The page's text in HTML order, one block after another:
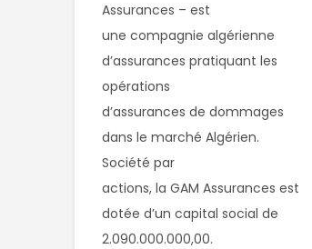
Assurances – est
une compagnie algérienne
d’assurances pratiquant les
opérations
d’assurances de dommages
dans le marché Algérien.
Société par
actions, la GAM Assurances est
dotée d’un capital social de
2.090.000.000,00.